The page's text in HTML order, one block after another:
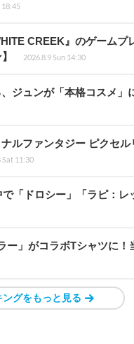
18:45
CREEK』のゲームプ
2026.8.9 Sun 14:30
ジュンが「本格コスメ
ルファンタジー ピクセ
Sat 11:30
「ドロシー」「ラピ：
ー」がコラボTシャツに
グをもっと見る